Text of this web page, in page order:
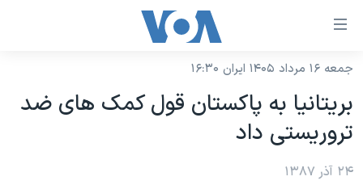
لینکهای
دسترسی
جهش
محتوای
اصلی
نسخه سبک وب‌سایت
موضوع ها
ایران
برنامه های تلویزیونی
جمعه ۱۶ مرداد ۱۴۰۵ ایران ۱۶:۳۰
بريتانيا به پاکستان قول کمک های ضد
تروريستی داد
۲۴ آذر ۱۳۸۷